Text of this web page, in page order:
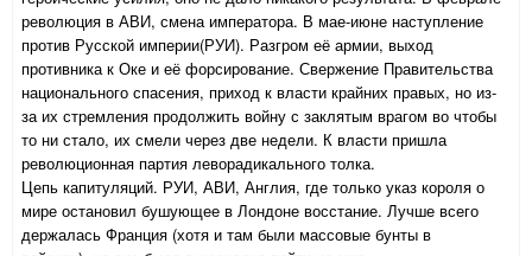
революция в АВИ, смена императора. В мае-июне наступление
против Русской империи(РУИ). Разгром её армии, выход
противника к Оке и её форсирование. Свержение Правительства
национального спасения, приход к власти крайних правых, но из-
за их стремления продолжить войну с заклятым врагом во чтобы
то ни стало, их смели через две недели. К власти пришла
революционная партия леворадикального толка.
Цепь капитуляций. РУИ, АВИ, Англия, где только указ короля о
мире остановил бушующее в Лондоне восстание. Лучше всего
держалась Франция (хотя и там были массовые бунты в